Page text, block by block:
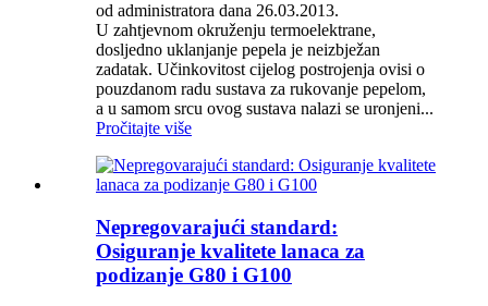
od administratora dana 26.03.2013.
U zahtjevnom okruženju termoelektrane,
dosljedno uklanjanje pepela je neizbježan
zadatak. Učinkovitost cijelog postrojenja ovisi o
pouzdanom radu sustava za rukovanje pepelom,
a u samom srcu ovog sustava nalazi se uronjeni...
Pročitajte više
Nepregovarajući standard:
Osiguranje kvalitete lanaca za
podizanje G80 i G100